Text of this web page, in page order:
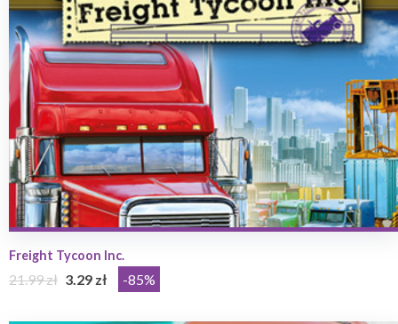
Freight Tycoon Inc.
21.99 zł 3.29 zł -85%